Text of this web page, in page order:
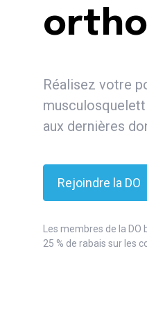
Réalisez votre
aux dernières
Rejoindre la DO
Les membres de la
25 % de rabais sur les